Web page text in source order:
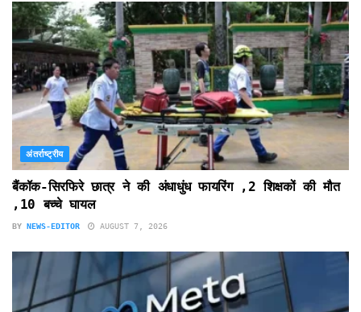
अंतर्राष्ट्रीय
बैंकॉक-सिरफिरे छात्र ने की अंधाधुंध फायरिंग ,2 शिक्षकों की मौत
,10 बच्चे घायल
BY NEWS-EDITOR AUGUST 7, 2026